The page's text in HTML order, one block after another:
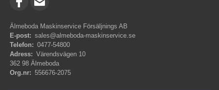
Älmeboda Maskinservice Försäljnings AB
E-post: sales@almeboda-maskinservice.se
Telefon: 0477-54800
Adress: Värendsvägen 10
362 98 Älmeboda
Org.nr: 556676-2075